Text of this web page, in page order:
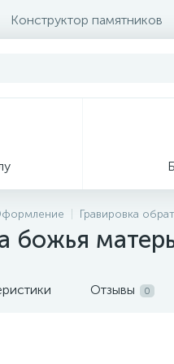
Конструктор памятников
Гравировка
божья
Отзывы 0